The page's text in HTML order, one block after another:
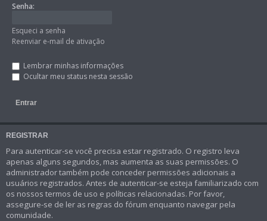
Senha:
Esqueci a senha
Reenviar e-mail de ativação
Lembrar minhas informações
Ocultar meu status nesta sessão
REGISTRAR
Para autenticar-se você precisa estar registrado. O registro leva
apenas alguns segundos, mas aumenta as suas permissões. O
administrador também pode conceder permissões adicionais a
usuários registrados. Antes de autenticar-se esteja familiarizado com
os nossos termos de uso e políticas relacionadas. Por favor,
assegure-se de ler as regras do fórum enquanto navegar pela
comunidade.